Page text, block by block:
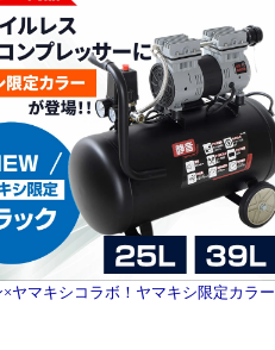
×ヤマキシコラボ！ヤマキシ限定カラー